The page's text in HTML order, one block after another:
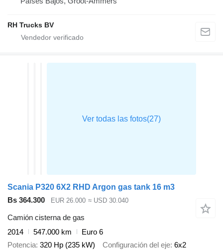
RH Trucks BV
Scania P320 6X2 RHD Argon gas tank 16 m3
Bs 364.300
EUR 26.000 ≈ USD 30.040
Camión cisterna de gas
2014
547.000 km
Euro 6
Potencia 320 Hp (235 kW) Configuración del eje 6x2